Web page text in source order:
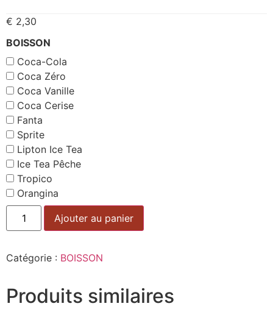
€ 2,30
BOISSON
Coca-Cola
Coca Zéro
Coca Vanille
Coca Cerise
Fanta
Sprite
Lipton Ice Tea
Ice Tea Pêche
Tropico
Orangina
Ajouter au panier
Catégorie : BOISSON
Produits similaires